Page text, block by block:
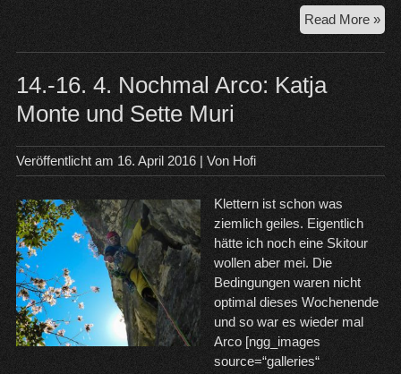
Read More »1.
und
2.
in
14.-16. 4. Nochmal Arco: Katja
Monte und Sette Muri
Veröffentlicht am 16. April 2016| Von Hofi
Klettern ist schon was
ziemlich geiles. Eigentlich
hätte ich noch eine Skitour
wollen aber mei. Die
Bedingungen waren nicht
optimal dieses Wochenende
und so war es wieder mal
Arco [ngg_images
source=“galleries“